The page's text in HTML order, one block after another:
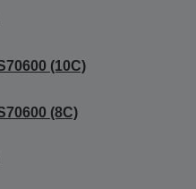
(10C)
(8C)